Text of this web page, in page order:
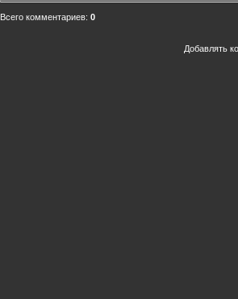
Всего комментариев: 0
Добавлять